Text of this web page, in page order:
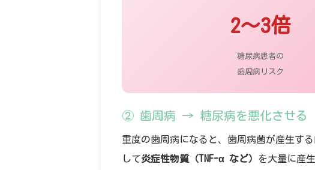
2〜3倍
糖尿病患者の
歯周病リスク
② 歯周病 → 糖尿病を悪化させる
重度の歯周病になると、歯周病菌が産生する
して炎症性物質（TNF-α など） を大量に産